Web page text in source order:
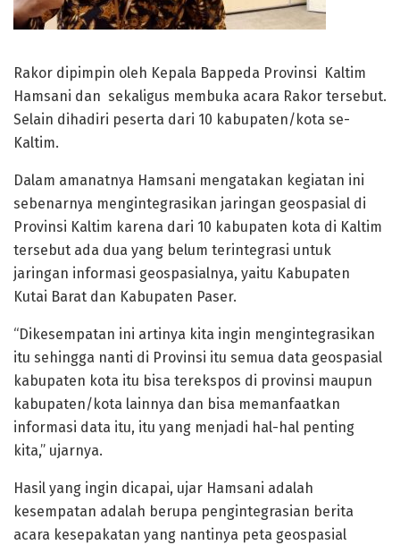
Rakor dipimpin oleh Kepala Bappeda Provinsi Kaltim
Hamsani dan sekaligus membuka acara Rakor tersebut.
Selain dihadiri peserta dari 10 kabupaten/kota se-
Kaltim.
Dalam amanatnya Hamsani mengatakan kegiatan ini
sebenarnya mengintegrasikan jaringan geospasial di
Provinsi Kaltim karena dari 10 kabupaten kota di Kaltim
tersebut ada dua yang belum terintegrasi untuk
jaringan informasi geospasialnya, yaitu Kabupaten
Kutai Barat dan Kabupaten Paser.
“Dikesempatan ini artinya kita ingin mengintegrasikan
itu sehingga nanti di Provinsi itu semua data geospasial
kabupaten kota itu bisa terekspos di provinsi maupun
kabupaten/kota lainnya dan bisa memanfaatkan
informasi data itu, itu yang menjadi hal-hal penting
kita,” ujarnya.
Hasil yang ingin dicapai, ujar Hamsani adalah
kesempatan adalah berupa pengintegrasian berita
acara kesepakatan yang nantinya peta geospasial